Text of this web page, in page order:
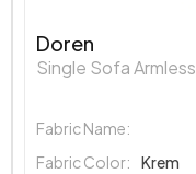
Doren
Single Sofa Armless
Fabric Name:
Fabric Color:
Krem